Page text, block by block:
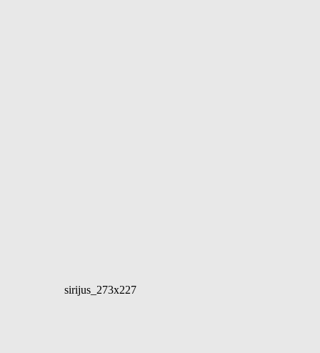
sirijus_273x227